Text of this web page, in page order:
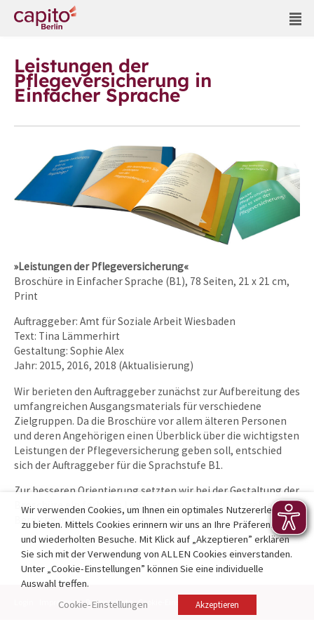
Leistungen der
Pflegeversicherung in
Einfacher Sprache
»Leistungen der Pflegeversicherung«
Broschüre in Einfacher Sprache (B1), 78 Seiten, 21 x 21 cm,
Print
Auftraggeber: Amt für Soziale Arbeit Wiesbaden
Text: Tina Lämmerhirt
Gestaltung: Sophie Alex
Jahr: 2015, 2016, 2018 (Aktualisierung)
Wir berieten den Auftraggeber zunächst zur Aufbereitung des
umfangreichen Ausgangsmaterials für verschiedene
Zielgruppen. Da die Broschüre vor allem älteren Personen
und deren Angehörigen einen Überblick über die wichtigsten
Leistungen der Pflegeversicherung geben soll, entschied
sich der Auftraggeber für die Sprachstufe B1.
Zur besseren Orientierung setzten wir bei der Gestaltung der
Broschüre ein farbiges Leitsystem ein, das die einzelnen
Bereiche in der Broschüre optisch trennt.
Impressum Datenschutz Cookie-Einstellungen Kontakt
Wir verwenden Cookies, um Ihnen ein optimales Nutzererlebnis
zu bieten. Mittels Cookies erinnern wir uns an Ihre Präferenzen
und wiederholten Besuche. Mit Klick auf „Akzeptieren” erklären
Sie sich mit der Verwendung von ALLEN Cookies einverstanden.
Unter „Cookie-Einstellungen” können Sie eine individuelle
Auswahl treffen.
Cookie-Einstellungen
Akzeptieren